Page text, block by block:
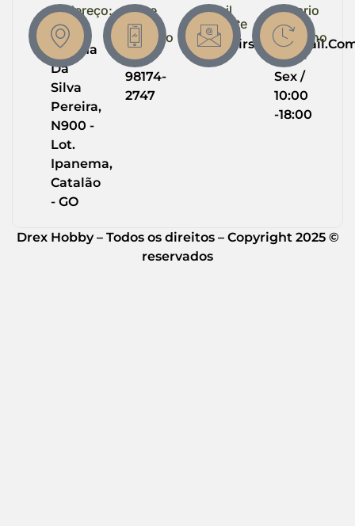
Endereço:
R.
Helena
Da
Silva
Pereira,
N900 -
Lot.
Ipanema,
Catalão
- GO
Entre
em
Contato
(64)
98174-
2747
Email
Suporte
Horario
de
Trabalho
Seg -
Sex /
10:00
-18:00
Drex Hobby – Todos os direitos – Copyright 2025 ©
reservados